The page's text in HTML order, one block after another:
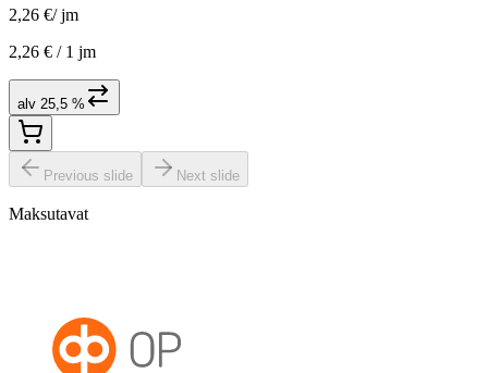
2,26 €/ jm
2,26 € / 1 jm
alv 25,5 %
Previous slide Next slide
Maksutavat